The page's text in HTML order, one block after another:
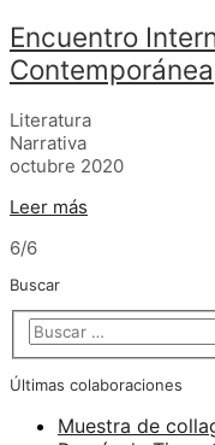
Encuentro
Contemporánea
Literatura
Narrativa
octubre 2020
Leer más
6/6
Buscar
Últimas colaboraciones
Muestra de